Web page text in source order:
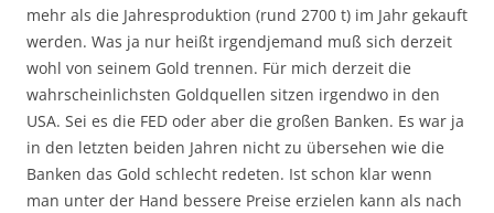
mehr als die Jahresproduktion (rund 2700 t) im Jahr gekauft
werden. Was ja nur heißt irgendjemand muß sich derzeit
wohl von seinem Gold trennen. Für mich derzeit die
wahrscheinlichsten Goldquellen sitzen irgendwo in den
USA. Sei es die FED oder aber die großen Banken. Es war ja
in den letzten beiden Jahren nicht zu übersehen wie die
Banken das Gold schlecht redeten. Ist schon klar wenn
man unter der Hand bessere Preise erzielen kann als nach